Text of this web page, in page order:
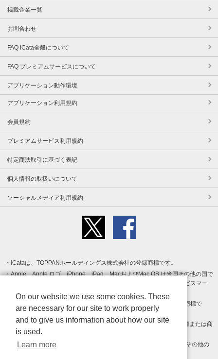
掲載企業一覧
お問合わせ
FAQ iCata全般について
FAQ プレミアムサービスについて
アプリケーション動作環境
アプリケーション利用規約
会員規約
プレミアムサービス利用規約
特定商法取引に基づく表記
個人情報の取扱いについて
ソーシャルメディア利用規約
iCataは、TOPPANホールディングス株式会社の登録商標です。
Apple、Apple ロゴ、iPhone、iPad、MacおよびMac OS は米国その他の国で
登録された Apple Inc. の商標です。App Store は Apple Inc. のサービスマー
クです。
Android、Google Play および Google Play ロゴ は Google LLC の商標で
す。
Windows は Microsoft Inc.の米国およびその他の国における登録商標または商
標です。
Adobe、Adobe Reader、Adobe PDF は、Adobe Inc.の米国およびその他の
On our website we use some cookies. These
are necessary for our site to work properly
and to give us information about how our site
is used.
Learn more